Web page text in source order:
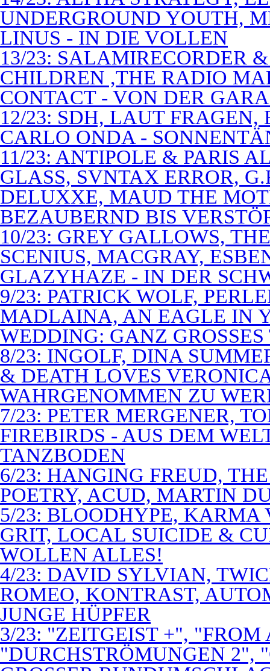
UNDERGROUND YOUTH,
LINUS - IN DIE VOLLEN
13/23: SALAMIRECORDER
CHILDREN ,THE RADIO
CONTACT - VON DER
12/23: SDH, LAUT
CARLO ONDA -
11/23: ANTIPOLE & PARIS
GLASS, SVNTAX ERROR,
DELUXXE, MAUD THE
BEZAUBERND BIS
10/23: GREY GALLOWS,
SCENIUS, MACGRAY,
GLAZYHAZE - IN DER
9/23: PATRICK WOLF,
MADLAINA, AN EAGLE IN
WEDDING: GANZ
8/23: INGOLF, DINA
& DEATH LOVES
WAHRGENOMMEN ZU
7/23: PETER MERGENER,
FIREBIRDS - AUS DEM
TANZBODEN
6/23: HANGING FREUD,
POETRY, ACUD, MARTIN
5/23: BLOODHYPE, KARMA
GRIT, LOCAL SUICIDE &
WOLLEN ALLES!
4/23: DAVID SYLVIAN,
ROMEO, KONTRAST,
JUNGE HÜPFER
3/23: "ZEITGEIST +", "FROM
"DURCHSTRÖMUNGEN 2",